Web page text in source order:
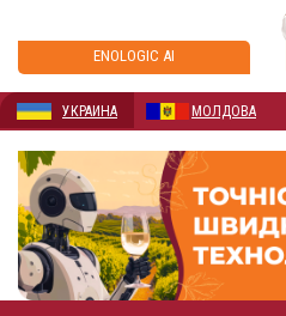
ENOLOGIC AI
УКРАИНА МОЛДОВА